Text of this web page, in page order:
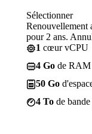
Sélectionner
Renouvellement
pour 2 ans.
1 cœur vCPU
4 Go de RAM
50 Go
4 To de bande